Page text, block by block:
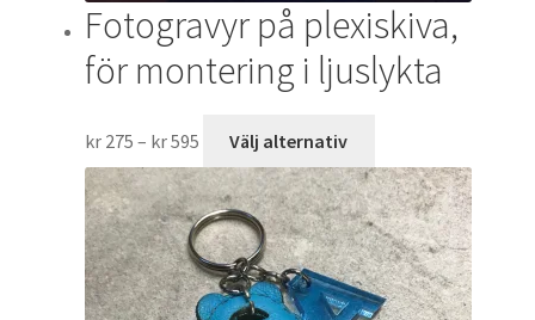
Fotogravyr på plexiskiva,
för montering i ljuslykta
kr275 – kr595
till
kr 595
Välj alternativ
produkten
har
flera
varianter.
De